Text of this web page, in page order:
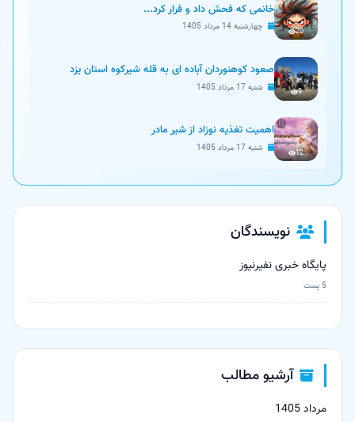
20
خانمی که فحش داد و فرار کرد...
چهارشنبه 14 مرداد 1405
9
صعود کوهنوردان آباده ای به قله شیرکوه استان یزد
شنبه 17 مرداد 1405
12
اهمیت تغذیه نوزاد از شیر مادر
شنبه 17 مرداد 1405
نویسندگان
پایگاه خبری نفیرنیوز
5 پست
آرشیو مطالب
مرداد 1405